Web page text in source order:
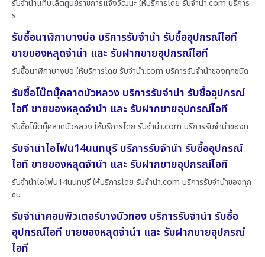
รับจำนำแท็บเล็ตศูนย์ราชการแจ้งวัฒนะ ให้บริการโดย รับจํานํา.com บริการ
ร
รับซื้อนาฬิกาบางบ่อ บริการรับจำนำ รับซื้ออุปกรณ์ไอที
ขายของหลุดจำนำ และ รับฝากขายอุปกรณ์ไอที
รับซื้อนาฬิกาบางบ่อ ให้บริการโดย รับจํานํา.com บริการรับจำนำของทุกชนิด
รับซื้อโน๊ตบุ๊คลาดบัวหลวง บริการรับจำนำ รับซื้ออุปกรณ์
ไอที ขายของหลุดจำนำ และ รับฝากขายอุปกรณ์ไอที
รับซื้อโน๊ตบุ๊คลาดบัวหลวง ให้บริการโดย รับจํานํา.com บริการรับจำนำของท
รับจำนำไอโฟน14นนทบุรี บริการรับจำนำ รับซื้ออุปกรณ์
ไอที ขายของหลุดจำนำ และ รับฝากขายอุปกรณ์ไอที
รับจำนำไอโฟน14นนทบุรี ให้บริการโดย รับจํานํา.com บริการรับจำนำของทุก
ชน
รับจำนำคอมพิวเตอร์บางบัวทอง บริการรับจำนำ รับซื้อ
อุปกรณ์ไอที ขายของหลุดจำนำ และ รับฝากขายอุปกรณ์
ไอที